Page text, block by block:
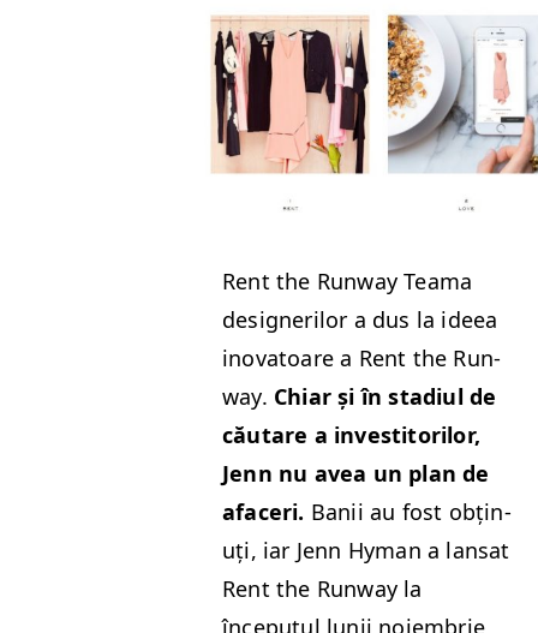
Rent the Run­way Tea­ma
designer­ilor a dus la ideea
ino­va­toare a Rent the Run­
way. Chiar și în sta­di­ul de
căutare a investi­to­rilor,
Jenn nu avea un plan de
afac­eri. Banii au fost obțin­
uți, iar Jenn Hyman a lansat
Rent the Run­way la
începutul lunii noiem­brie